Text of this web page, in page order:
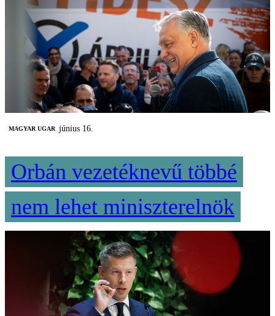
MAGYAR UGAR június 16.
Orbán vezetéknevű többé
nem lehet miniszterelnök